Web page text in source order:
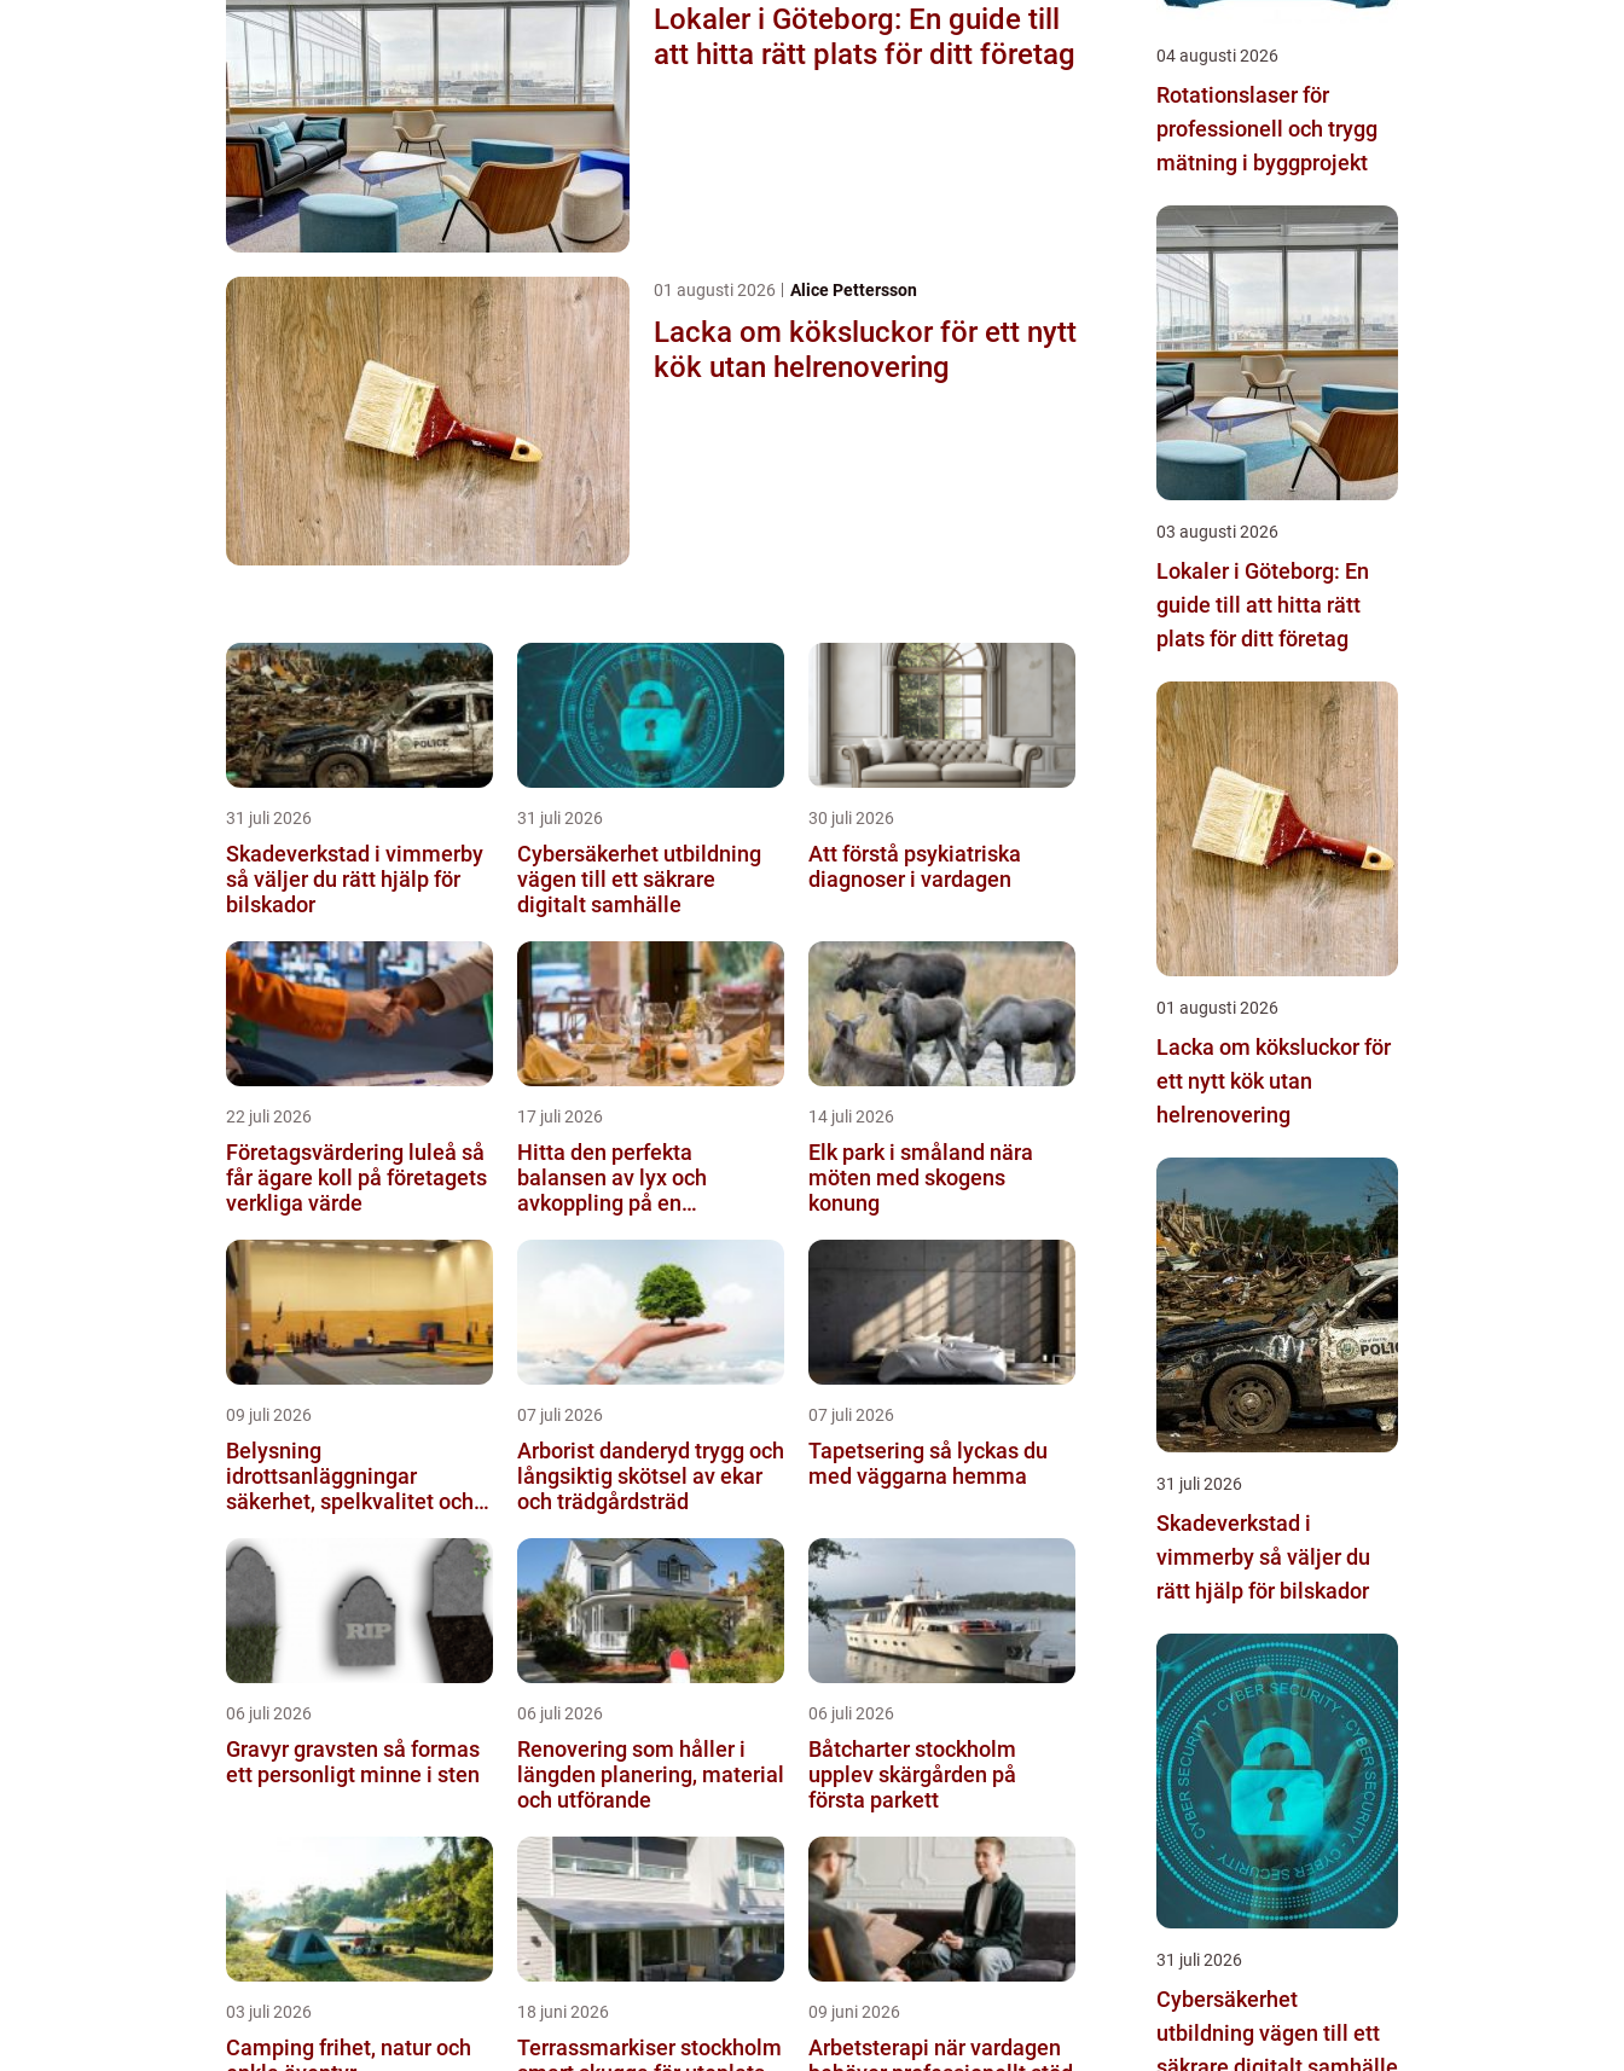
Lokaler i Göteborg: En guide till
att hitta rätt plats för ditt företag
01 augusti 2026 Alice Pettersson
Lacka om köksluckor för ett nytt
kök utan helrenovering
31 juli 2026
Skadeverkstad i vimmerby
så väljer du rätt hjälp för
bilskador
31 juli 2026
Cybersäkerhet utbildning
vägen till ett säkrare
digitalt samhälle
30 juli 2026
Att förstå psykiatriska
diagnoser i vardagen
22 juli 2026
Företagsvärdering luleå så
får ägare koll på företagets
verkliga värde
17 juli 2026
Hitta den perfekta
balansen av lyx och
avkoppling på en
14 juli 2026
Elk park i småland nära
möten med skogens
konung
09 juli 2026
Belysning
idrottsanläggningar
säkerhet, spelkvalitet och
07 juli 2026
Arborist danderyd trygg och
långsiktig skötsel av ekar
och trädgårdsträd
07 juli 2026
Tapetsering så lyckas du
med väggarna hemma
06 juli 2026
Gravyr gravsten så formas
ett personligt minne i sten
06 juli 2026
Renovering som håller i
längden planering, material
och utförande
06 juli 2026
Båtcharter stockholm
upplev skärgården på
första parkett
03 juli 2026
Camping frihet, natur och
18 juni 2026
Terrassmarkiser stockholm
09 juni 2026
Arbetsterapi när vardagen
04 augusti 2026
Rotationslaser för
professionell och trygg
mätning i byggprojekt
03 augusti 2026
Lokaler i Göteborg: En
guide till att hitta rätt
plats för ditt företag
01 augusti 2026
Lacka om köksluckor för
ett nytt kök utan
helrenovering
31 juli 2026
Skadeverkstad i
vimmerby så väljer du
rätt hjälp för bilskador
31 juli 2026
Cybersäkerhet
utbildning vägen till ett